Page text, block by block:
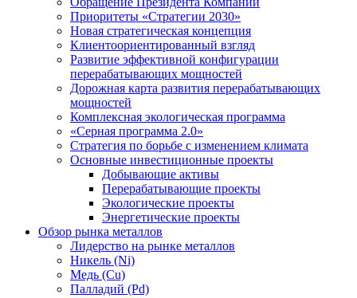
Приоритеты «Стратегии 2030»
Новая стратегическая концепция
Клиентоориентированный взгляд
Развитие эффективной конфигурации
перерабатывающих мощностей
Дорожная карта развития перерабатывающих
мощностей
Комплексная экологическая программа
«Серная программа 2.0»
Стратегия по борьбе с изменением климата
Основные инвестиционные проекты
Добывающие активы
Перерабатывающие проекты
Экологические проекты
Энергетические проекты
Обзор рынка металлов
Лидерство на рынке металлов
Никель (Ni)
Медь (Cu)
Палладий (Pd)